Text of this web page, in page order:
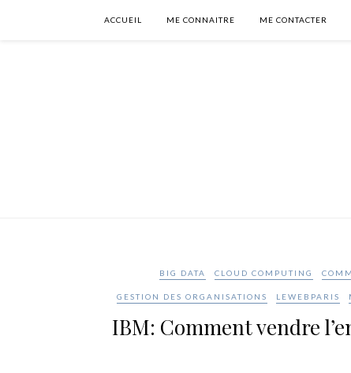
ACCUEIL ME CONNAITRE ME CONTACTER
BIG DATA CLOUD COMPUTING
GESTION DES ORGANISATIONS LEWEBPARIS
IBM: Comment vendre